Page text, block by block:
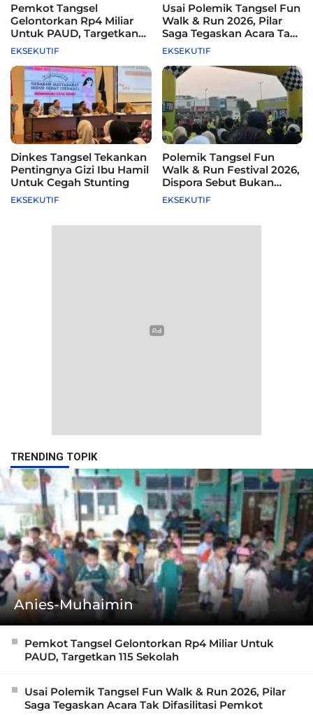
Pemkot Tangsel
Gelontorkan Rp4 Miliar
Untuk PAUD, Targetkan
115 Sekolah
EKSEKUTIF
Usai Polemik Tangsel Fun
Walk & Run 2026, Pilar
Saga Tegaskan Acara Tak
Difasilitasi Pemkot
EKSEKUTIF
Dinkes Tangsel Tekankan
Pentingnya Gizi Ibu Hamil
Untuk Cegah Stunting
EKSEKUTIF
Polemik Tangsel Fun
Walk & Run Festival 2026,
Dispora Sebut Bukan
Agenda Pemkot
EKSEKUTIF
TRENDING TOPIK
Anies-Muhaimin
Pemkot Tangsel Gelontorkan Rp4 Miliar Untuk
PAUD, Targetkan 115 Sekolah
Usai Polemik Tangsel Fun Walk & Run 2026, Pilar
Saga Tegaskan Acara Tak Difasilitasi Pemkot